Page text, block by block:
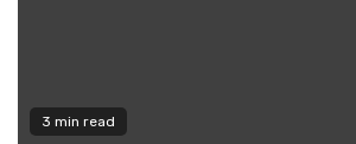
3 min read